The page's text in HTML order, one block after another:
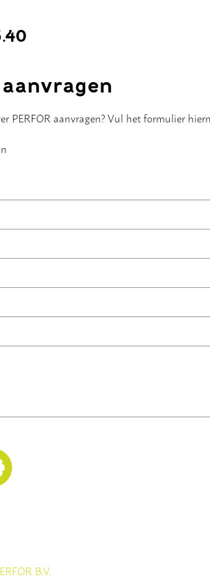
PERFOR aanvragen? Vul het formulier
B.V.